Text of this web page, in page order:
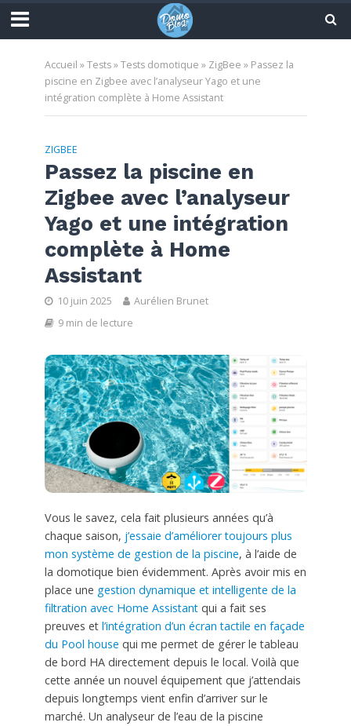
Accueil »Tests»Tests domotique » ZigBee » Passez la
piscine en Zigbee avec l’analyseur Yago et une
intégration complète à Home Assistant
ZIGBEE
Passez la piscine en
Zigbee avec l’analyseur
Yago et une intégration
complète à Home
Assistant
10 juin 2025
Aurélien Brunet
9 min de lecture
Vous le savez, cela fait plusieurs années qu’à
chaque saison, j’essaie d’améliorer toujours plus
mon système de gestion de la piscine, à l’aide de
la domotique bien évidemment. Après avoir mis en
place une gestion dynamique et intelligente de la
filtration avec Home Assistant qui a fait ses
preuves et l’intégration d’un écran tactile en façade
du Pool house qui me permet de gérer le tableau
de bord HA directement depuis le local. Voilà que
cette année un nouvel équipement que j’attendais
depuis longtemps vient enfin d’arriver sur le
marché. Un analyseur de l’eau de la piscine